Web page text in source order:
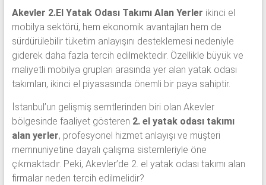
takımı
alınmaktadır.
Akevler 2.El Yatak Odası Takımı Alan Yerler ikinci el
mobilya sektörü, hem ekonomik avantajları hem de
sürdürülebilir tüketim anlayışını desteklemesi nedeniyle
giderek daha fazla tercih edilmektedir. Özellikle büyük ve
maliyetli mobilya grupları arasında yer alan yatak odası
takımları, ikinci el piyasasında önemli bir paya sahiptir.
İstanbul’un gelişmiş semtlerinden biri olan Akevler
bölgesinde faaliyet gösteren 2. el yatak odası takımı
alan yerler, profesyonel hizmet anlayışı ve müşteri
memnuniyetine dayalı çalışma sistemleriyle öne
çıkmaktadır. Peki, Akevler’de 2. el yatak odası takımı alan
firmalar neden tercih edilmelidir?